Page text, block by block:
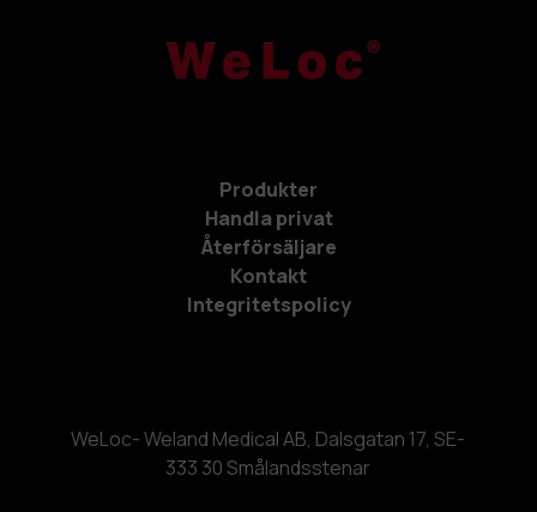
Produkter
Handla privat
Återförsäljare
Kontakt
Integritetspolicy
WeLoc- Weland Medical AB, Dalsgatan 17, SE-
333 30 Smålandsstenar